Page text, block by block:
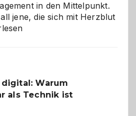
in den Mittelpunkt.
jene, die sich mit Herzblut
Warum
als Technik ist